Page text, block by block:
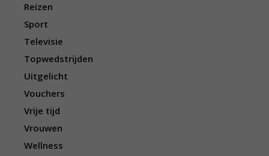
Reizen
Sport
Televisie
Topwedstrijden
Uitgelicht
Vouchers
Vrije tijd
Vrouwen
Wellness